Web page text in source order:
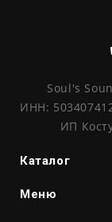
Soul's
ИНН:
ИП
Каталог
Меню